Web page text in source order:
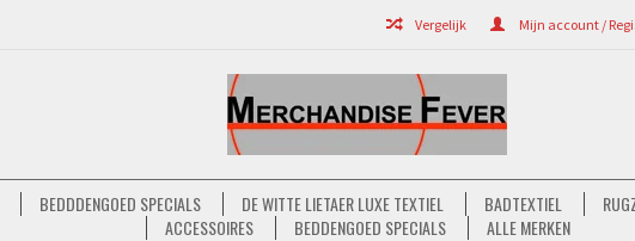
Mijn account /
Vergelijk
BEDDDENGOED SPECIALS DE WITTE LIETAER LUXE TEXTIEL BADTEXTIEL
ACCESSOIRES
BEDDENGOED SPECIALS ALLE MERKEN